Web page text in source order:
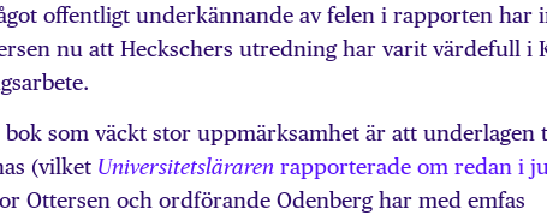
offentligt underkännande av felen i rapporten har
nu att Heckschers utredning har varit värdefull i
som väckt stor uppmärksamhet är att underlagen
(vilket Universitetsläraren rapporterade om redan i
Ottersen och ordförande Odenberg har med emfas